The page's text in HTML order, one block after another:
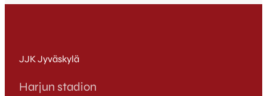
Mitä tässä nyt muutaman päivän ajan on
JJK Jyväskylä
Harjun stadion